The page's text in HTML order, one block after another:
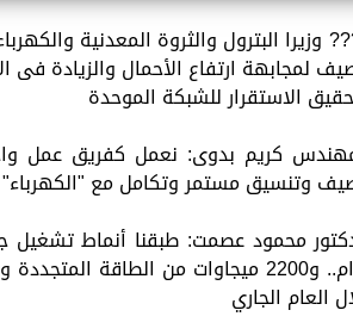
وزيرا البترول والثروة المعدنية
لمجابهة ارتفاع الأحمال والزيادة فى
الاستقرار للشبكة الموحدة
كريم بدوى: نعمل كفريق عمل
وتنسيق مستمر وتكامل مع "الكهرباء"
العام الجاري